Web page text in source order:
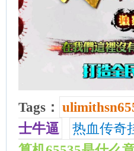
Tags：
士牛逼
热血传奇